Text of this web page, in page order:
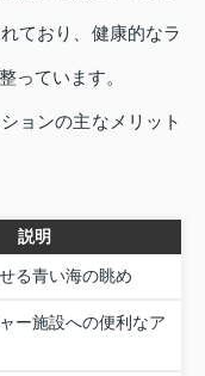
ており、健康的なラ
っています。
ョンの主なメリット
説明
る青い海の眺め
ー施設への便利なア